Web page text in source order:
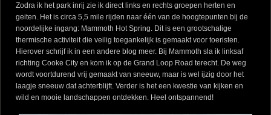
Zodra ik het park inrij zie ik direct links en rechts groepen herten en
geiten. Het is circa 5,5 mile rijden naar één van de hoogtepunten bij de
noordelijke ingang: Mammoth Hot Spring. Dit is een grootschalige
thermische activiteit die veilig toegankelijk is gemaakt voor toeristen.
Hierover schrijf ik in een andere blog meer. Bij Mammoth sla ik linksaf
richting Cooke City en kom ik op de Grand Loop Road terecht. De weg
wordt voortdurend vrij gemaakt van sneeuw, maar is wel ijzig door het
laagje sneeuw dat achterblijft. Verder is het een kwestie van kijken en
wild en mooie landschappen ontdekken. Heel ontspannend!